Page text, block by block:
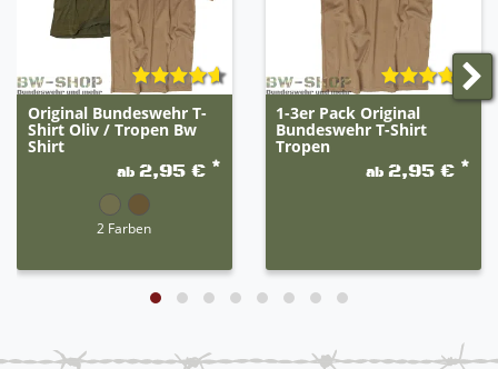
Original Bundeswehr T-
Shirt Oliv / Tropen Bw
Shirt
ab 2,95 € *
2 Farben
1-3er Pack Original
Bundeswehr T-Shirt
Tropen
ab 2,95 € *